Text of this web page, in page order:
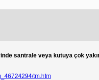
santrale veya kutuya çok
tm.htm